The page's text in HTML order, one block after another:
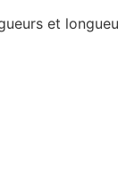
et